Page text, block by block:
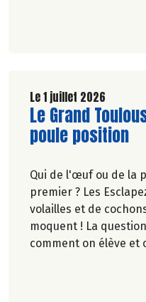
Le 1 juillet 2026
Lire la suite de
Le Grand
poule position
Qui de l'œuf ou de la
premier ? Les
volailles et de
moquent ! La
comment on élève et
est en phase.
Biocoop du Grand